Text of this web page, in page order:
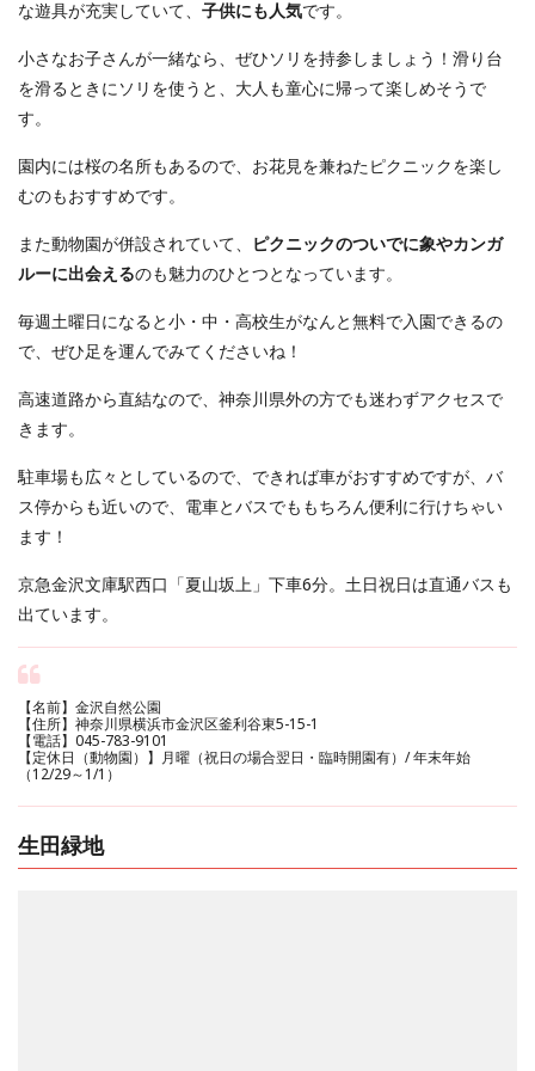
な遊具が充実していて、 子供にも人気です。
小さなお子さんが一緒なら、ぜひソリを持参しましょう！滑り台
を滑るときにソリを使うと、大人も童心に帰って楽しめそうで
す。
園内には桜の名所もあるので、お花見を兼ねたピクニックを楽し
むのもおすすめです。
また動物園が併設されていて、
ピクニックのついでに象やカンガ
ルーに出会えるのも魅力のひとつとなっています。
毎週土曜日になると小・中・高校生がなんと無料で入園できるの
で、ぜひ足を運んでみてくださいね！
高速道路から直結なので、神奈川県外の方でも迷わずアクセスで
きます。
駐車場も広々としているので、できれば車がおすすめですが、バ
ス停からも近いので、電車とバスでももちろん便利に行けちゃい
ます！
京急金沢文庫駅西口「夏山坂上」下車6分。土日祝日は直通バスも
出ています。
【名前】金沢自然公園
【住所】神奈川県横浜市金沢区釜利谷東5-15-1
【電話】045-783-9101
【定休日（動物園）】月曜（祝日の場合翌日・臨時開園有）/ 年末年始
（12/29～1/1）
生田緑地